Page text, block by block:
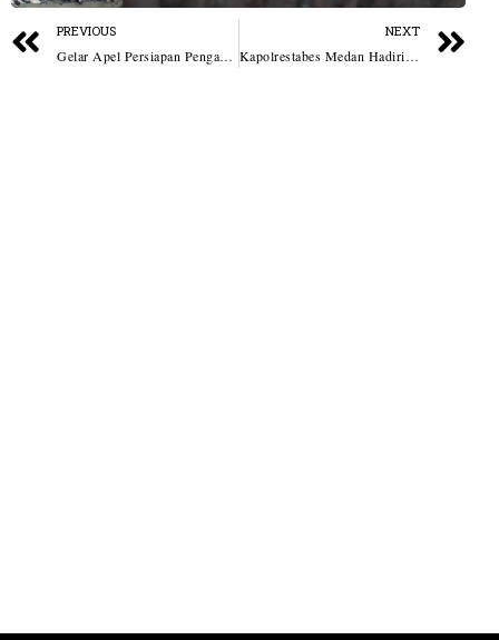
PREVIOUS
Gelar Apel Persiapan Pengaman Nataru, Kapolres Batubara Ingatkan Personil Tidak Ada Yang Meninggalkan Lokasi
NEXT
Kapolrestabes Medan Hadiri Panggung Hiburan Rakyat di TVRI